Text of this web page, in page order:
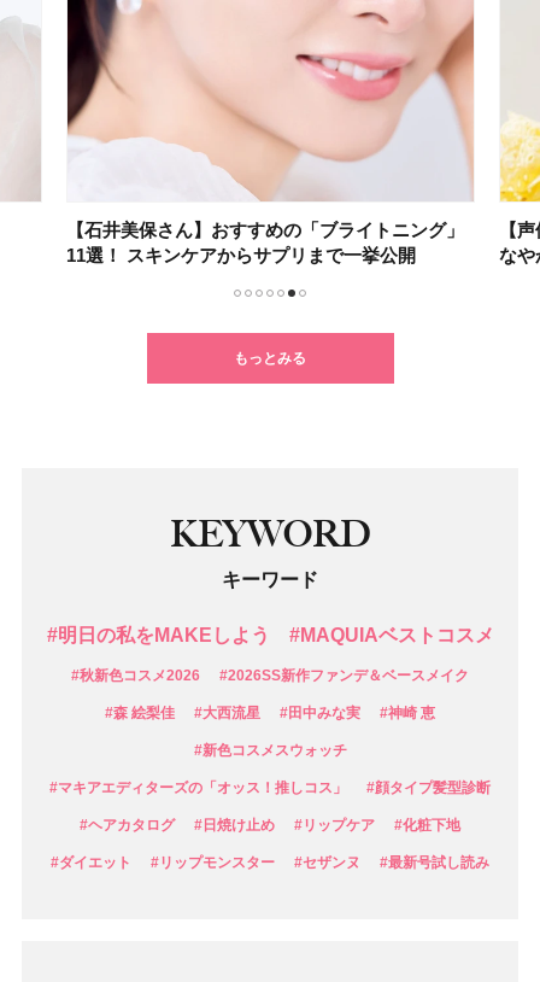
【石井美保さん】おすすめの「ブライトニング」
11選！ スキンケアからサプリまで一挙公開
【
なや
もっとみる
KEYWORD
キーワード
#明日の私をMAKEしよう #MAQUIAベストコスメ
#秋新色コスメ2026 #2026SS新作ファンデ＆ベースメイク
#森 絵梨佳 #大西流星 #田中みな実 #神崎 恵
#新色コスメスウォッチ
#マキアエディターズの「オッス！推しコス」 #顔タイプ髪型診断
#ヘアカタログ #日焼け止め #リップケア #化粧下地
#ダイエット #リップモンスター #セザンヌ #最新号試し読み